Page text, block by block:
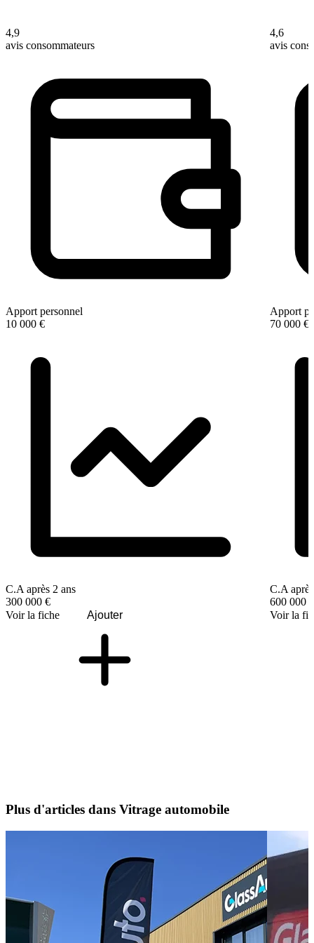
4,9
avis consommateurs
Apport personnel
10 000 €
C.A après 2 ans
300 000 €
Voir la fiche
Ajouter
4,6
avis
Apport
70 000 €
C.A
600 000 €
Voir la
Plus d'articles dans Vitrage automobile